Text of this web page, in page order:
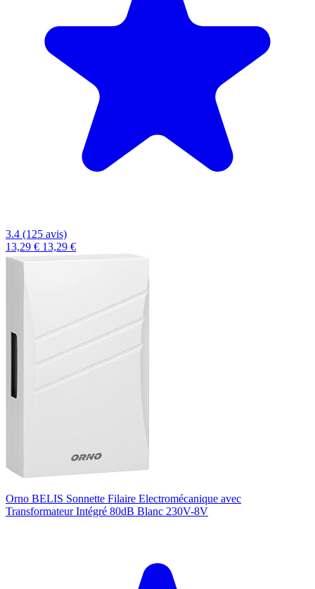
3.4 (125 avis)
13,29 € 13,29 €
Orno BELIS Sonnette Filaire Electromécanique avec
Transformateur Intégré 80dB Blanc 230V-8V